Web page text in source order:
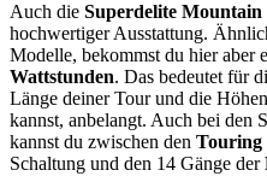
Auch die Superdelite Mountain
hochwertiger Ausstattung.
Modelle, bekommst du hier aber
Wattstunden. Das bedeutet für
Länge deiner Tour und die
kannst, anbelangt. Auch bei den
kannst du zwischen den Touring
Schaltung und den 14 Gänge der